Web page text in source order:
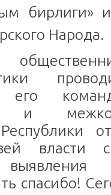
бирлиги»
Народа.
его
и
власти
спасибо!